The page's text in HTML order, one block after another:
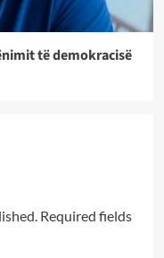
të demokracisë
Required fields